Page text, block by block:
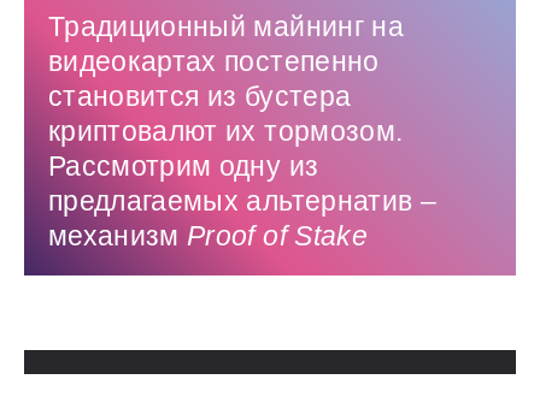
Традиционный майнинг на
видеокартах постепенно
становится из бустера
криптовалют их тормозом.
Рассмотрим одну из
предлагаемых альтернатив –
механизм ProofofStake